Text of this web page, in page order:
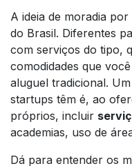
A ideia de moradia
do Brasil. Diferentes
com serviços do tipo,
comodidades que
aluguel tradicional.
startups têm é, ao
próprios, incluir
academias, uso de
Dá para entender os